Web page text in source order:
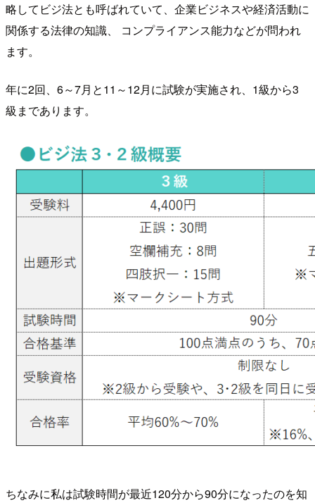
略してビジ法とも呼ばれていて、企業ビジネスや経済活動に
関係する法律の知識、 コンプライアンス能力などが問われ
ます。
年に2回、6～7月と11～12月に試験が実施され、1級から3
級まであります。
ちなみに私は試験時間が最近120分から90分になったのを知